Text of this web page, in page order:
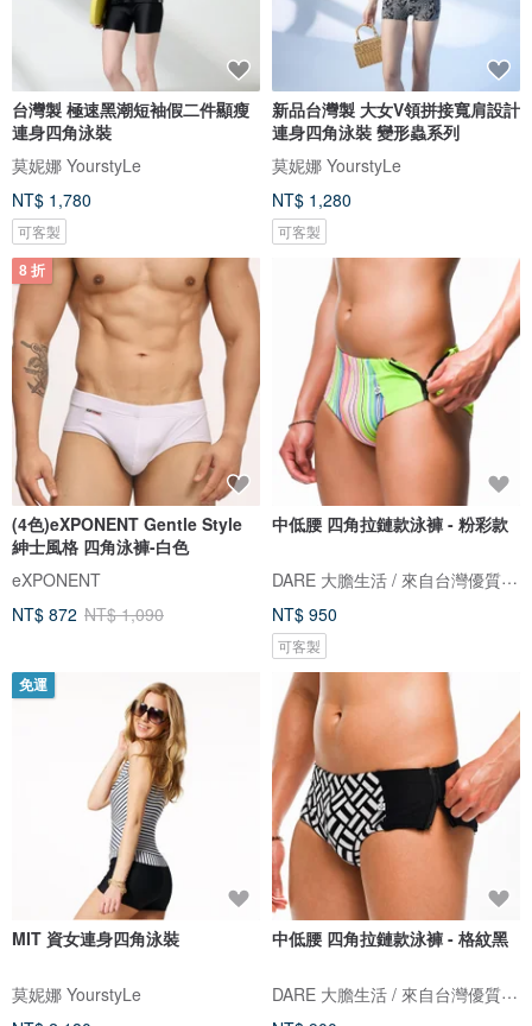
台灣製 極速黑潮短袖假二件顯瘦
連身四角泳裝
莫妮娜 YourstyLe
NT$ 1,780
可客製
新品台灣製 大女V領拼接寬肩設計
連身四角泳裝 變形蟲系列
莫妮娜 YourstyLe
NT$ 1,280
可客製
8 折
(4色)eXPONENT Gentle Style
紳士風格 四角泳褲-白色
eXPONENT
NT$ 872 NT$ 1,090
中低腰 四角拉鏈款泳褲 - 粉彩款
DARE 大膽生活 / 來自台灣優質男性內著
NT$ 950
可客製
免運
MIT 資女連身四角泳裝
莫妮娜 YourstyLe
中低腰 四角拉鏈款泳褲 - 格紋黑
DARE 大膽生活 / 來自台灣優質男性內著